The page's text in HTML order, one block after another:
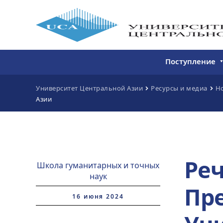
Поступление
Университет Центральной Азии Ресурсы и медиа
Азии
Школа гуманитарных и точных
наук
16 июня 2024